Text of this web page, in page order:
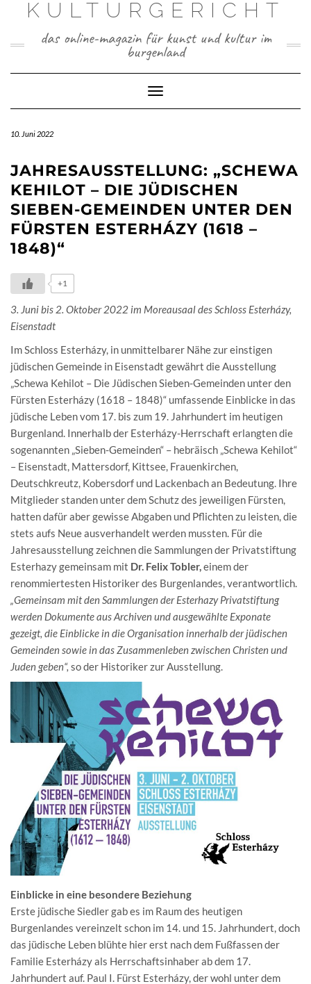
KULTURGERICHT
das online-magazin für kunst und kultur im
burgenland
Toggle
Navigation
10. Juni 2022
JAHRESAUSSTELLUNG: „SCHEWA
KEHILOT – DIE JÜDISCHEN
SIEBEN-GEMEINDEN UNTER DEN
FÜRSTEN ESTERHÁZY (1618 –
1848)“
+1
3. Juni bis 2. Oktober 2022 im Moreausaal des Schloss Esterházy,
Eisenstadt
Im Schloss Esterházy, in unmittelbarer Nähe zur einstigen
jüdischen Gemeinde in Eisenstadt gewährt die Ausstellung
„Schewa Kehilot – Die Jüdischen Sieben-Gemeinden unter den
Fürsten Esterházy (1618 – 1848)“ umfassende Einblicke in das
jüdische Leben vom 17. bis zum 19. Jahrhundert im heutigen
Burgenland. Innerhalb der Esterházy-Herrschaft erlangten die
sogenannten „Sieben-Gemeinden“ – hebräisch „Schewa Kehilot“
– Eisenstadt, Mattersdorf, Kittsee, Frauenkirchen,
Deutschkreutz, Kobersdorf und Lackenbach an Bedeutung. Ihre
Mitglieder standen unter dem Schutz des jeweiligen Fürsten,
hatten dafür aber gewisse Abgaben und Pflichten zu leisten, die
stets aufs Neue ausverhandelt werden mussten. Für die
Jahresausstellung zeichnen die Sammlungen der Privatstiftung
Esterhazy gemeinsam mit Dr. Felix Tobler,einem der
renommiertesten Historiker des Burgenlandes, verantwortlich.
„Gemeinsam mit den Sammlungen der Esterhazy Privatstiftung
werden Dokumente aus Archiven und ausgewählte Exponate
gezeigt, die Einblicke in die Organisation innerhalb der jüdischen
Gemeinden sowie in das Zusammenleben zwischen Christen und
Juden geben“, so der Historiker zur Ausstellung.
Einblicke in eine besondere Beziehung
Erste jüdische Siedler gab es im Raum des heutigen
Burgenlandes vereinzelt schon im 14. und 15. Jahrhundert, doch
das jüdische Leben blühte hier erst nach dem Fußfassen der
Familie Esterházy als Herrschaftsinhaber ab dem 17.
Jahrhundert auf. Paul I. Fürst Esterházy, der wohl unter dem